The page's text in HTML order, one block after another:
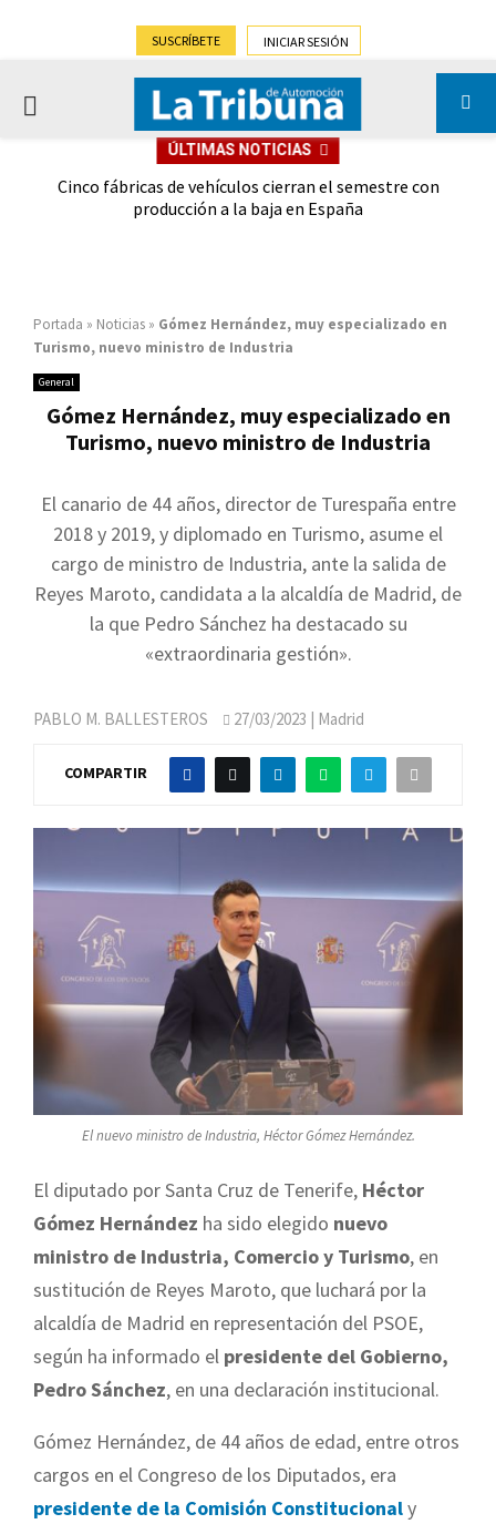
SUSCRÍBETE INICIAR SESIÓN
PRIMARY
ÚLTIMAS NOTICIAS
Cinco fábricas de vehículos cierran el semestre con
producción a la baja en España
Portada » Noticias » Gómez Hernández, muy especializado en
Turismo, nuevo ministro de Industria
General
Gómez Hernández, muy especializado en
Turismo, nuevo ministro de Industria
El canario de 44 años, director de Turespaña entre
2018 y 2019, y diplomado en Turismo, asume el
cargo de ministro de Industria, ante la salida de
Reyes Maroto, candidata a la alcaldía de Madrid, de
la que Pedro Sánchez ha destacado su
«extraordinaria gestión».
PABLO M. BALLESTEROS 27/03/2023 | Madrid
COMPARTIR
El nuevo ministro de Industria, Héctor Gómez Hernández.
El diputado por Santa Cruz de Tenerife, Héctor
Gómez Hernández ha sido elegido nuevo
ministro de Industria, Comercio y Turismo, en
sustitución de Reyes Maroto, que luchará por la
alcaldía de Madrid en representación del PSOE,
según ha informado el presidente del Gobierno,
Pedro Sánchez, en una declaración institucional.
Gómez Hernández, de 44 años de edad, entre otros
cargos en el Congreso de los Diputados, era
presidente de la Comisión Constitucionaly